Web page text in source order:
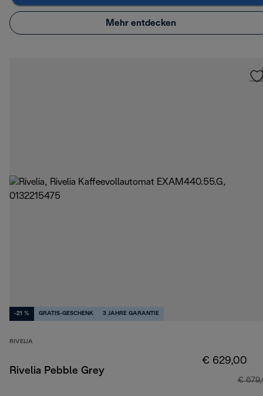
Mehr entdecken
-21 % GRATIS-GESCHENK 3 JAHRE GARANTIE
RIVELIA
Rivelia Pebble Grey
€ 629,00
€